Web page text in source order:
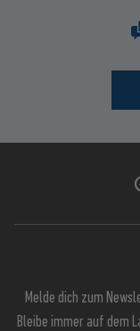
Melde dich zum
Bleibe immer auf dem